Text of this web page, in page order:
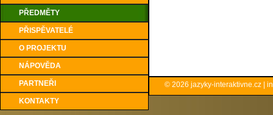
PŘEDMĚTY
PŘISPĚVATELÉ
O PROJEKTU
NÁPOVĚDA
PARTNEŘI
KONTAKTY
© 2026 jazyky-interaktivne.cz